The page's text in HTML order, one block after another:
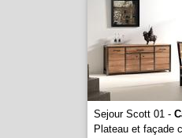
Sejour Scott 01 -
Plateau et façade